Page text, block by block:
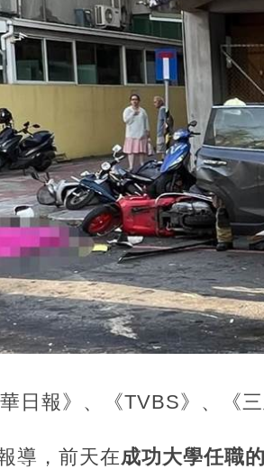
日報》、《TVBS》、《
導，前天在成功大學任職